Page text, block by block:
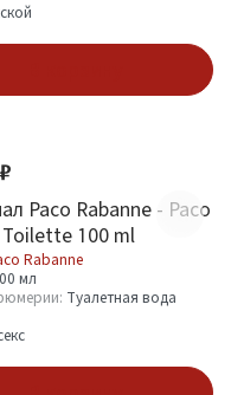
Paco Rabanne - Paco
Toilette 100 ml
Rabanne
мл
Туалетная вода